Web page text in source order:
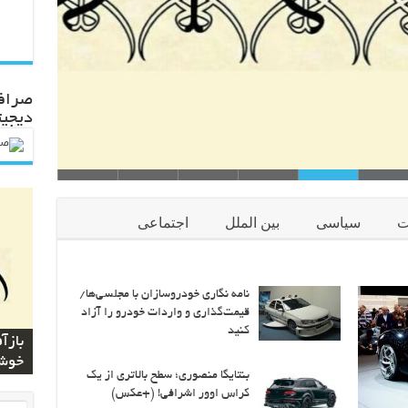
کلمه
رضا علیهما السلام و روش استفاده
طلسم بسیار مفید است اکنون توسط انتشارات قرآنیوم ب…
سیاسی بین الملل اجتماعی
نامه نگاری خودروسازان با مجلسی‌ها/
قیمت‌گذاری و واردات خودرو را آزاد
کنید
بنتایگا منصوری؛ سطح بالاتری از یک
کراس اوور اشرافی! (+عکس)
بر
شما
و